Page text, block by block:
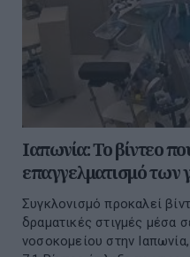
Ιαπωνία: Το βίντεο
επαγγελματισμό των
Συγκλονισμό προκαλεί
δραματικές στιγμές μέσα
νοσοκομείου στην